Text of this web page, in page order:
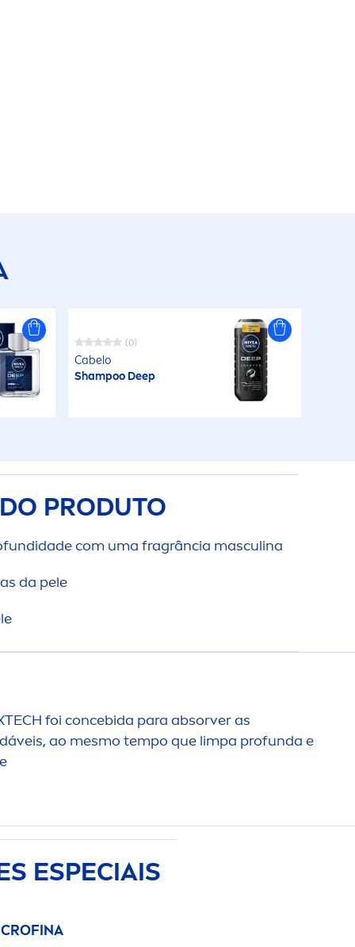
(0)
Cabelo
Shampoo Deep
PRODUTO
com uma fragrância masculina
da pele
foi concebida para absorver as
ao mesmo tempo que limpa profunda e
ESPECIAIS